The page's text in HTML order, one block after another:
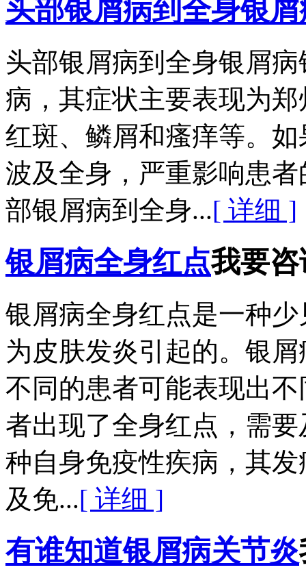
头部银屑病到全身银屑
头部银屑病到全身银屑
病，其症状主要表现为
红斑、鳞屑和瘙痒等。
波及全身，严重影响患
部银屑病到全身...[ 详细 ]
银屑病全身红点我要咨
银屑病全身红点是一种
为皮肤发炎引起的。银
不同的患者可能表现出
者出现了全身红点，需
种自身免疫性疾病，其
及免...[ 详细 ]
有谁知道银屑病关节炎